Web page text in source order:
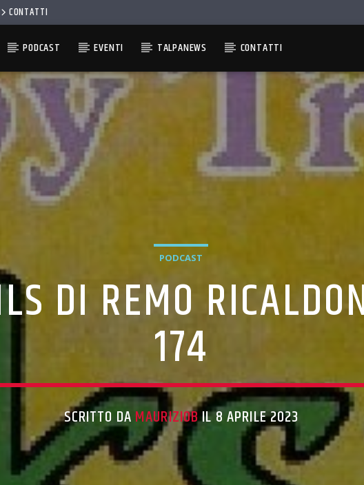
CONTATTI
PODCAST EVENTI TALPANEWS CONTATTI
PODCAST
DI REMO
174
SCRITTO DA MAURIZIOBIL 8 APRILE 2023